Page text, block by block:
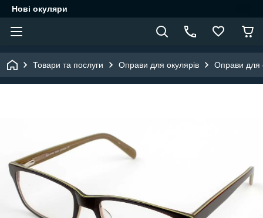
Нові окуляри
Товари та послуги Оправи для окулярів Оправи для